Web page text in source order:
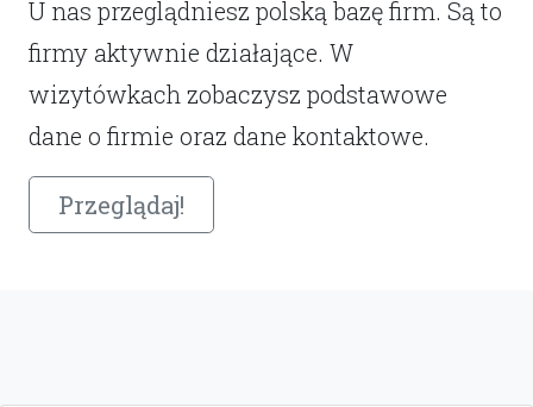
U nas przeglądniesz polską bazę firm. Są to
firmy aktywnie działające. W
wizytówkach zobaczysz podstawowe
dane o firmie oraz dane kontaktowe.
Przeglądaj!